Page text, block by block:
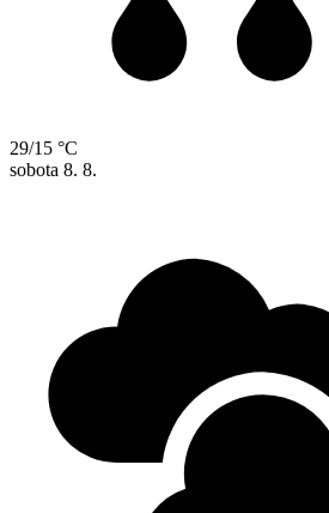
29/15 °C
sobota 8. 8.